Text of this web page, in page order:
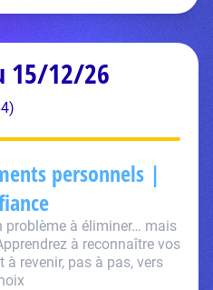
15/12/26
personnels |
problème à éliminer… mais
à reconnaître vos
revenir, pas à pas, vers